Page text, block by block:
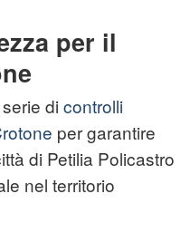
per il
di controlli
per garantire
di Petilia Policastro
nel territorio